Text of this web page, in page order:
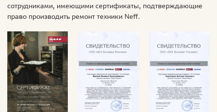
сотрудниками, имеющими сертификаты, подтверждающие
право производить ремонт техники Neff.